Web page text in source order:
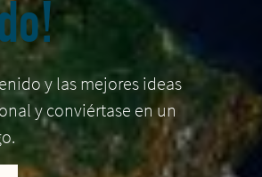
y las mejores ideas
y conviértase en un